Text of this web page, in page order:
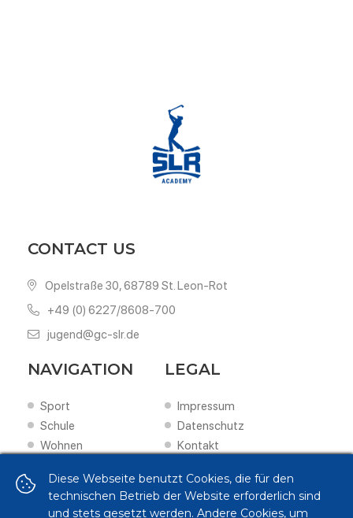
CONTACT US
Opelstraße 30, 68789 St. Leon-Rot
+49 (0) 6227/8608-700
jugend@gc-slr.de
NAVIGATION
Sport
Schule
Wohnen
Förderung
LEGAL
Impressum
Datenschutz
Kontakt
Diese Webseite benutzt Cookies, die für den
technischen Betrieb der Website erforderlich sind
und stets gesetzt werden. Andere Cookies, um